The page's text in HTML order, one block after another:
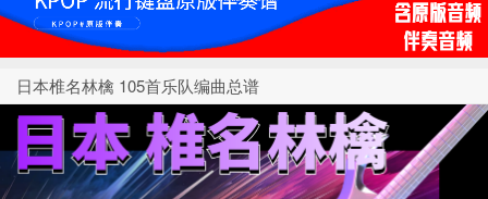
日本椎名林檎 105首乐队编曲总谱